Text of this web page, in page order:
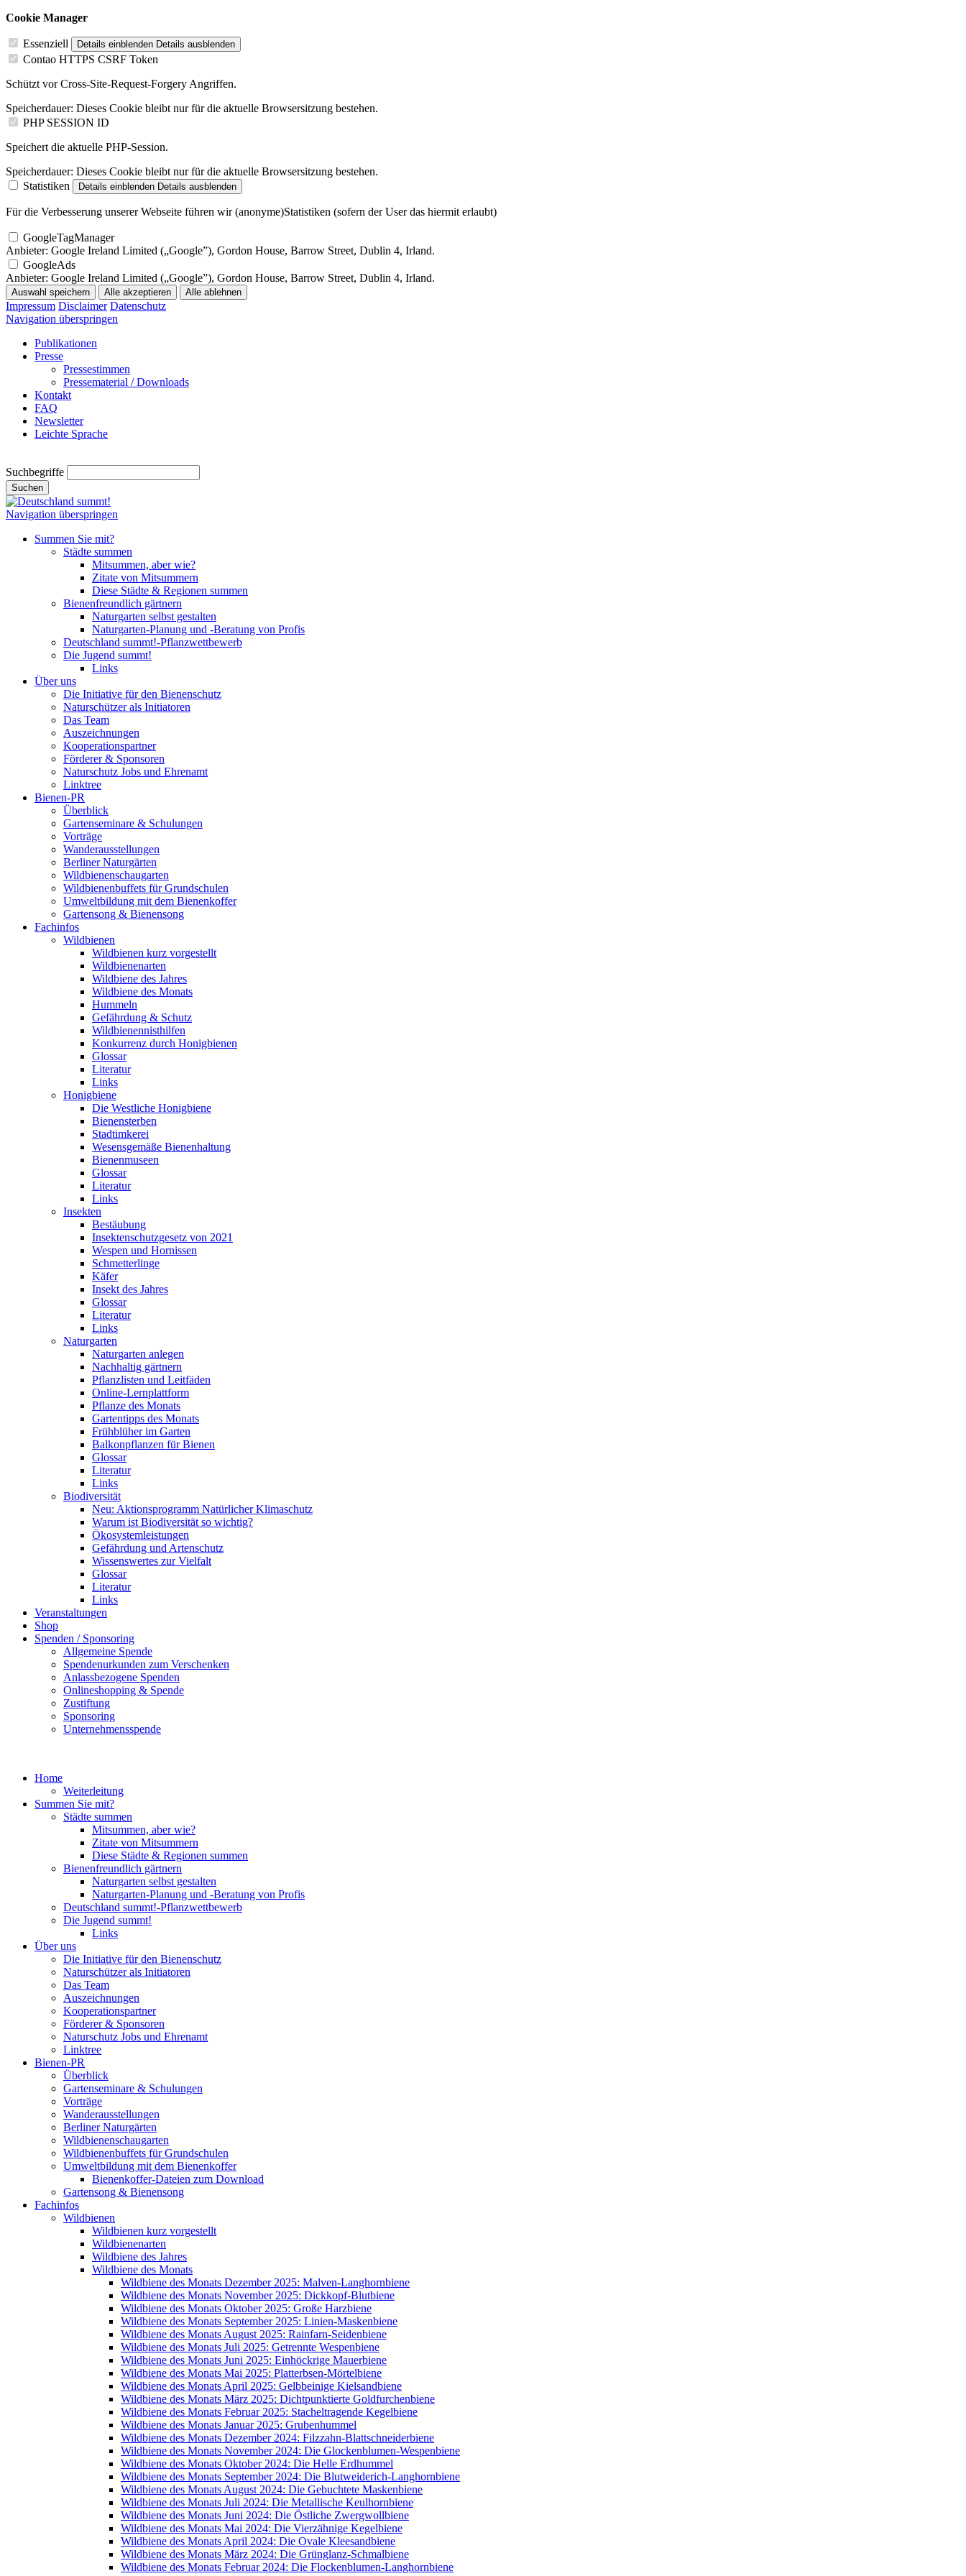
Cookie Manager
Essenziell Details einblenden Details ausblenden
Contao HTTPS CSRF Token
Schützt vor Cross-Site-Request-Forgery Angriffen.
Speicherdauer: Dieses Cookie bleibt nur für die aktuelle Browsersitzung bestehen.
PHP SESSION ID
Speichert die aktuelle PHP-Session.
Speicherdauer: Dieses Cookie bleibt nur für die aktuelle Browsersitzung bestehen.
Statistiken
Details einblenden Details ausblenden
Für die Verbesserung unserer Webseite führen wir (anonyme)Statistiken (sofern der User das hiermit erlaubt)
GoogleTagManager
Anbieter: Google Ireland Limited („Google”), Gordon House, Barrow Street, Dublin 4, Irland.
GoogleAds
Anbieter: Google Ireland Limited („Google”), Gordon House, Barrow Street, Dublin 4, Irland.
Auswahl speichern Alle akzeptieren Alle ablehnen
Impressum Disclaimer Datenschutz
Navigation überspringen
Publikationen
Presse
Pressestimmen
Pressematerial / Downloads
Kontakt
FAQ
Newsletter
Leichte Sprache
Suchbegriffe
Suchen
Navigation überspringen
Summen Sie mit?
Städte summen
Mitsummen, aber wie?
Zitate von Mitsummern
Diese Städte & Regionen summen
Bienenfreundlich gärtnern
Naturgarten selbst gestalten
Naturgarten-Planung und -Beratung von Profis
Deutschland summt!-Pflanzwettbewerb
Die Jugend summt!
Links
Über uns
Die Initiative für den Bienenschutz
Naturschützer als Initiatoren
Das Team
Auszeichnungen
Kooperationspartner
Förderer & Sponsoren
Naturschutz Jobs und Ehrenamt
Linktree
Bienen-PR
Überblick
Gartenseminare & Schulungen
Vorträge
Wanderausstellungen
Berliner Naturgärten
Wildbienenschaugarten
Wildbienenbuffets für Grundschulen
Umweltbildung mit dem Bienenkoffer
Gartensong & Bienensong
Fachinfos
Wildbienen
Wildbienen kurz vorgestellt
Wildbienenarten
Wildbiene des Jahres
Wildbiene des Monats
Hummeln
Gefährdung & Schutz
Wildbienennisthilfen
Konkurrenz durch Honigbienen
Glossar
Literatur
Links
Honigbiene
Die Westliche Honigbiene
Bienensterben
Stadtimkerei
Wesensgemäße Bienenhaltung
Bienenmuseen
Glossar
Literatur
Links
Insekten
Bestäubung
Insektenschutzgesetz von 2021
Wespen und Hornissen
Schmetterlinge
Käfer
Insekt des Jahres
Glossar
Literatur
Links
Naturgarten
Naturgarten anlegen
Nachhaltig gärtnern
Pflanzlisten und Leitfäden
Online-Lernplattform
Pflanze des Monats
Gartentipps des Monats
Frühblüher im Garten
Balkonpflanzen für Bienen
Glossar
Literatur
Links
Biodiversität
Neu: Aktionsprogramm Natürlicher Klimaschutz
Warum ist Biodiversität so wichtig?
Ökosystemleistungen
Gefährdung und Artenschutz
Wissenswertes zur Vielfalt
Glossar
Literatur
Links
Veranstaltungen
Shop
Spenden / Sponsoring
Allgemeine Spende
Spendenurkunden zum Verschenken
Anlassbezogene Spenden
Onlineshopping & Spende
Zustiftung
Sponsoring
Unternehmensspende
Home
Weiterleitung
Summen Sie mit?
Städte summen
Mitsummen, aber wie?
Zitate von Mitsummern
Diese Städte & Regionen summen
Bienenfreundlich gärtnern
Naturgarten selbst gestalten
Naturgarten-Planung und -Beratung von Profis
Deutschland summt!-Pflanzwettbewerb
Die Jugend summt!
Links
Über uns
Die Initiative für den Bienenschutz
Naturschützer als Initiatoren
Das Team
Auszeichnungen
Kooperationspartner
Förderer & Sponsoren
Naturschutz Jobs und Ehrenamt
Linktree
Bienen-PR
Überblick
Gartenseminare & Schulungen
Vorträge
Wanderausstellungen
Berliner Naturgärten
Wildbienenschaugarten
Wildbienenbuffets für Grundschulen
Umweltbildung mit dem Bienenkoffer
Bienenkoffer-Dateien zum Download
Gartensong & Bienensong
Fachinfos
Wildbienen
Wildbienen kurz vorgestellt
Wildbienenarten
Wildbiene des Jahres
Wildbiene des Monats
Wildbiene des Monats Dezember 2025: Malven-Langhornbiene
Wildbiene des Monats November 2025: Dickkopf-Blutbiene
Wildbiene des Monats Oktober 2025: Große Harzbiene
Wildbiene des Monats September 2025: Linien-Maskenbiene
Wildbiene des Monats August 2025: Rainfarn-Seidenbiene
Wildbiene des Monats Juli 2025: Getrennte Wespenbiene
Wildbiene des Monats Juni 2025: Einhöckrige Mauerbiene
Wildbiene des Monats Mai 2025: Platterbsen-Mörtelbiene
Wildbiene des Monats April 2025: Gelbbeinige Kielsandbiene
Wildbiene des Monats März 2025: Dichtpunktierte Goldfurchenbiene
Wildbiene des Monats Februar 2025: Stacheltragende Kegelbiene
Wildbiene des Monats Januar 2025: Grubenhummel
Wildbiene des Monats Dezember 2024: Filzzahn-Blattschneiderbiene
Wildbiene des Monats November 2024: Die Glockenblumen-Wespenbiene
Wildbiene des Monats Oktober 2024: Die Helle Erdhummel
Wildbiene des Monats September 2024: Die Blutweiderich-Langhornbiene
Wildbiene des Monats August 2024: Die Gebuchtete Maskenbiene
Wildbiene des Monats Juli 2024: Die Metallische Keulhornbiene
Wildbiene des Monats Juni 2024: Die Östliche Zwergwollbiene
Wildbiene des Monats Mai 2024: Die Vierzähnige Kegelbiene
Wildbiene des Monats April 2024: Die Ovale Kleesandbiene
Wildbiene des Monats März 2024: Die Grünglanz-Schmalbiene
Wildbiene des Monats Februar 2024: Die Flockenblumen-Langhornbiene